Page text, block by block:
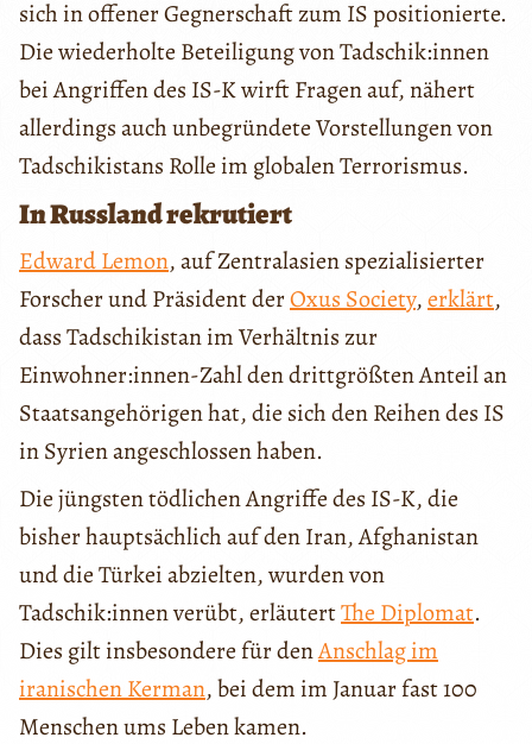
sich in offener Gegnerschaft zum IS positionierte.
Die wiederholte Beteiligung von Tadschik:innen
bei Angriffen des IS-K wirft Fragen auf, nähert
allerdings auch unbegründete Vorstellungen von
Tadschikistans Rolle im globalen Terrorismus.
In Russland rekrutiert
Edward Lemon, auf Zentralasien spezialisierter
Forscher und Präsident derOxus Society,erklärt,
dass Tadschikistan im Verhältnis zur
Einwohner:innen-Zahl den drittgrößten Anteil an
Staatsangehörigen hat, die sich den Reihen des IS
in Syrien angeschlossen haben.
Die jüngsten tödlichen Angriffe des IS-K, die
bisher hauptsächlich auf den Iran, Afghanistan
und die Türkei abzielten, wurden von
Tadschik:innen verübt, erläutertThe Diplomat.
Dies gilt insbesondere für denAnschlag im
iranischen Kerman, bei dem im Januar fast 100
Menschen ums Leben kamen.